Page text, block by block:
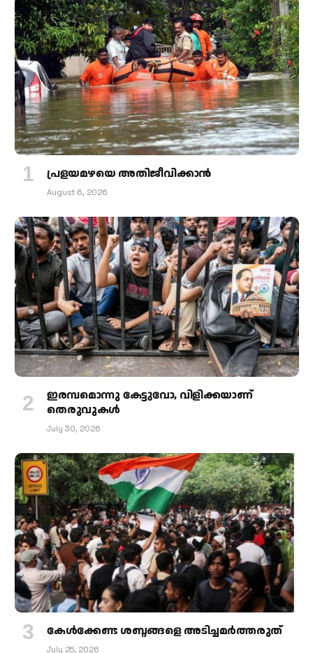
പ്രളയമഴയെ അതിജീവിക്കാന്‍
August 6, 2026
ഇരമ്പമൊന്നു കേട്ടുവോ, വിളിക്കയാണ്
തെരുവുകള്‍
July 30, 2026
കേള്‍ക്കേണ്ട ശബ്ദങ്ങളെ അടിച്ചമര്‍ത്തരുത്
July 25, 2026